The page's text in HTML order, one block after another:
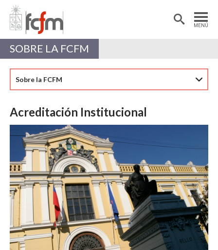
MENÚ
Estudiantes
Académicas/os
SOBRE LA FCFM
Sobre la FCFM
Acreditación Institucional